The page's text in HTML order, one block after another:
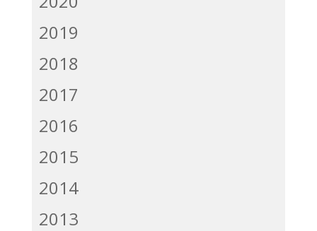
2019
2018
2017
2016
2015
2014
2013